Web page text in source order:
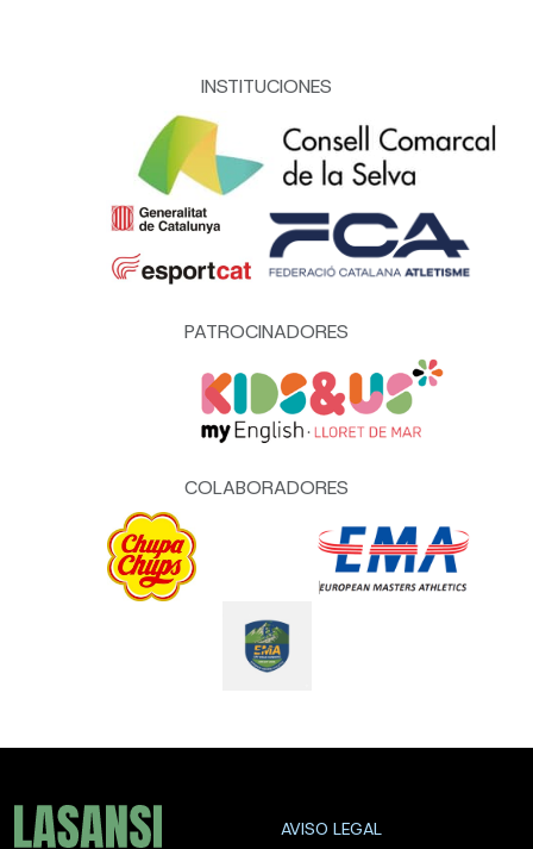
INSTITUCIONES
PATROCINADORES
COLABORADORES
AVISO LEGAL